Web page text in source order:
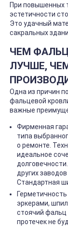
При повышенных
эстетичности
Это удачный
сакральных
ЧЕМ
ЛУЧШЕ,
Одна из причин
фальцевой
важные
Фирменная
типа
о ремонте.
идеальное
других
Стандартная
эркерами,
стоячий фальц
протечек не